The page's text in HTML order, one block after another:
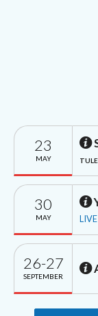
23
MAY
30
MAY LIVE
26-27
SEPTEMBER